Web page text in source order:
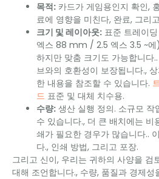
목적: 카드가 게임용인지 확인,
료에 영향을 미친다, 완료, 그리
크기 및 레이아웃: 표준 트레이
엑스 88 mm / 2.5 엑스 3.5 ~에
하지만 맞춤 크기도 가능합니다
브와의 호환성이 보장됩니다.,
한 내용을 참조할 수 있습니다.
드 표준 및 대체 치수용.
수량: 생산 실행 정의. 소규모
수 있습니다., 더 큰 배치에는 비
쇄가 필요한 경우가 많습니다..
다., 인쇄 방법, 그리고 포장.
그리고 신이, 우리는 귀하의 사양을 검
대해 조언합니다., 수량, 품질과 경제